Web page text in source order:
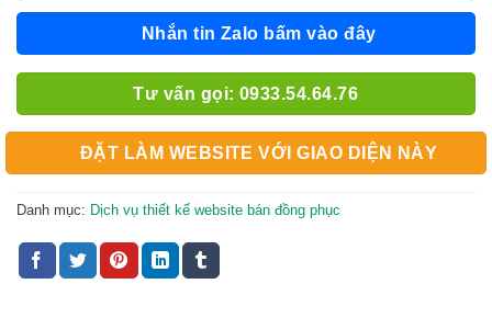
Nhắn tin Zalo bấm vào đây
Tư vấn gọi: 0933.54.64.76
ĐẶT LÀM WEBSITE VỚI GIAO DIỆN NÀY
Danh mục: Dịch vụ thiết kế website bán đồng phục